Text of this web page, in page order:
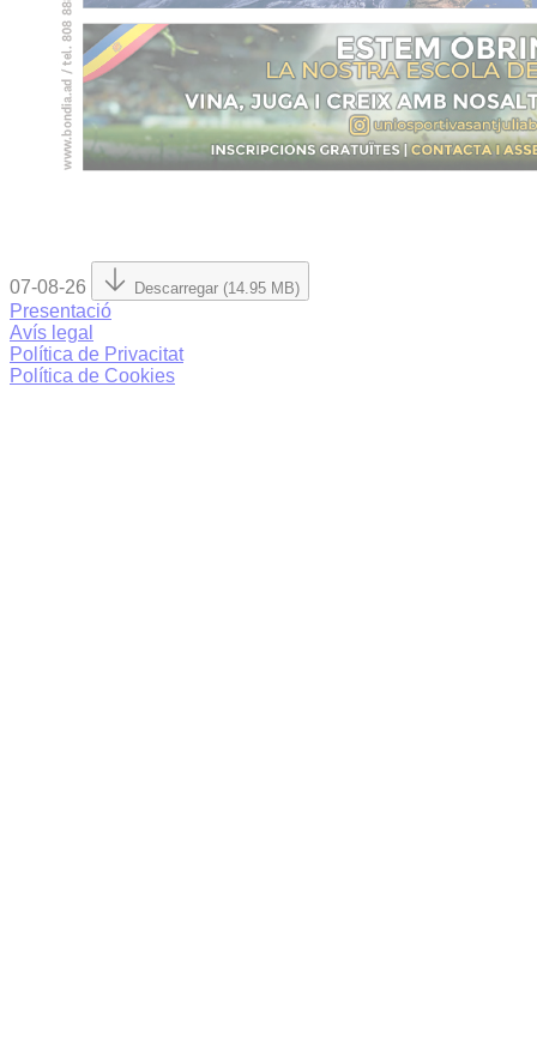
07-08-26 Descarregar (14.95 MB)
Presentació
Avís legal
Política de Privacitat
Política de Cookies